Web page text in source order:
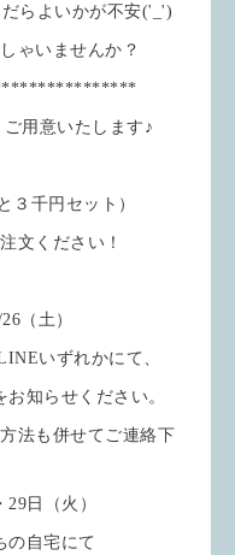
らよいかが不安('_')
ゃいませんか？
用意いたします♪
３千円セット）
文ください！
（土）
いずれかにて、
らせください。
併せてご連絡下
（火）
の自宅にて